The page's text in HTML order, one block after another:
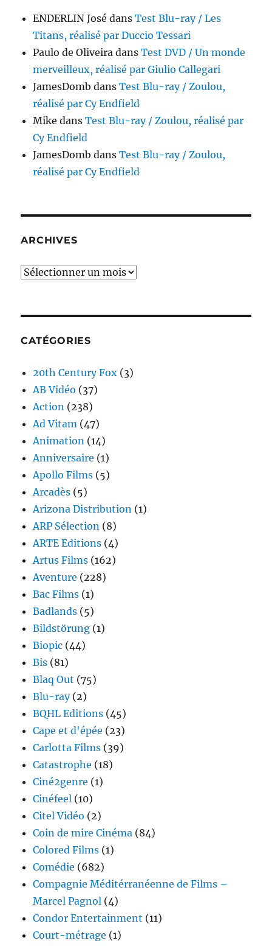
ENDERLIN José dansTest Blu-ray / Les
Titans, réalisé par Duccio Tessari
Paulo de Oliveira dansTest DVD / Un monde
merveilleux, réalisé par Giulio Callegari
JamesDomb dansTest Blu-ray / Zoulou,
réalisé par Cy Endfield
Mike dansTest Blu-ray / Zoulou, réalisé par
Cy Endfield
JamesDomb dansTest Blu-ray / Zoulou,
réalisé par Cy Endfield
ARCHIVES
Archives
CATÉGORIES
20th Century Fox (3)
AB Vidéo (37)
Action (238)
Ad Vitam (47)
Animation (14)
Anniversaire (1)
Apollo Films (5)
Arcadès (5)
Arizona Distribution (1)
ARP Sélection (8)
ARTE Editions (4)
Artus Films (162)
Aventure (228)
Bac Films (1)
Badlands (5)
Bildstörung (1)
Biopic (44)
Bis (81)
Blaq Out (75)
Blu-ray(2)
BQHL Editions (45)
Cape et d'épée (23)
Carlotta Films (39)
Catastrophe (18)
Ciné2genre (1)
Cinéfeel (10)
Citel Vidéo (2)
Coin de mire Cinéma (84)
Colored Films (1)
Comédie (682)
Compagnie Méditérranéenne de Films –
Marcel Pagnol (4)
Condor Entertainment (11)
Court-métrage (1)